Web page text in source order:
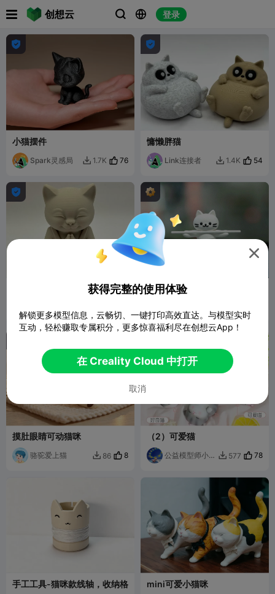
创想云   登录

小猫摆件
Spark灵感局  1.7K 76

慵懒胖猫
Link连接者  1.4K 54

7145030438
平衡弹簧小猫
摸肚眼睛可动猫咪
骆驼爱上猫  86 8
（2）可爱猫
公益模型师小草  577 78
手工工具-猫咪款线轴，收纳格 mini可爱小猫咪

获得完整的使用体验
解锁更多模型信息，云畅切、一键打印高效直达。与模型实时
互动，轻松赚取专属积分，更多惊喜福利尽在创想云App！
在 Creality Cloud 中打开
取消